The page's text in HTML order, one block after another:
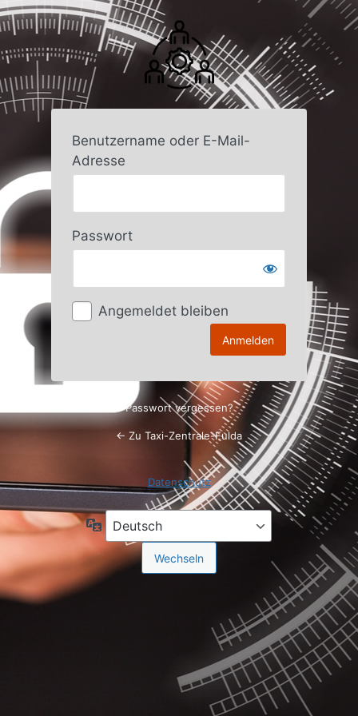
Anmelden
Benutzername oder E-Mail-
Adresse
Passwort
Angemeldet bleiben
Passwort vergessen?
← Zu Taxi-Zentrale-Fulda
Datenschutz
Sprache